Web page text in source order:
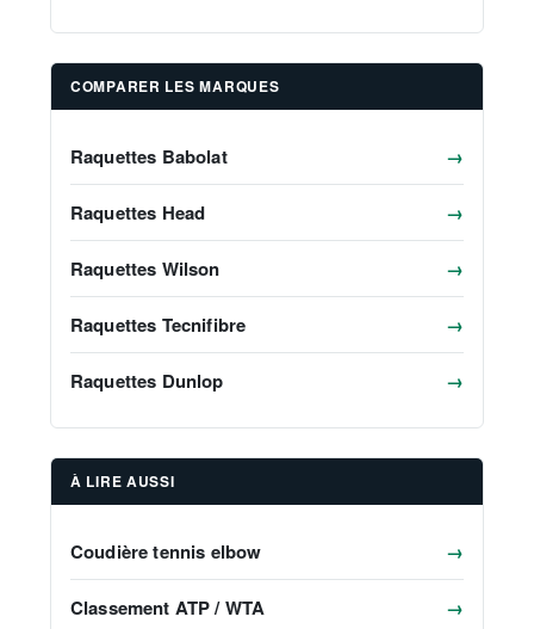
COMPARER LES MARQUES
Raquettes Babolat →
Raquettes Head →
Raquettes Wilson →
Raquettes Tecnifibre →
Raquettes Dunlop →
À LIRE AUSSI
Coudière tennis elbow →
Classement ATP / WTA →